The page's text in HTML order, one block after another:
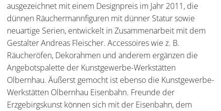
ausgezeichnet mit einem Designpreis im Jahr 2011, die
dünnen Räuchermannfiguren mit dünner Statur sowie
neuartige Serien, entwickelt in Zusammenarbeit mit dem
Gestalter Andreas Fleischer. Accessoires wie z. B.
Räucheröfen, Dekorahmen und anderem ergänzen die
Angebotspalette der Kunstgewerbe-Werkstätten
Olbernhau. Äußerst gemocht ist ebenso die Kunstgewerbe-
Werkstätten Olbernhau Eisenbahn. Freunde der
Erzgebirgskunst können sich mit der Eisenbahn, dem